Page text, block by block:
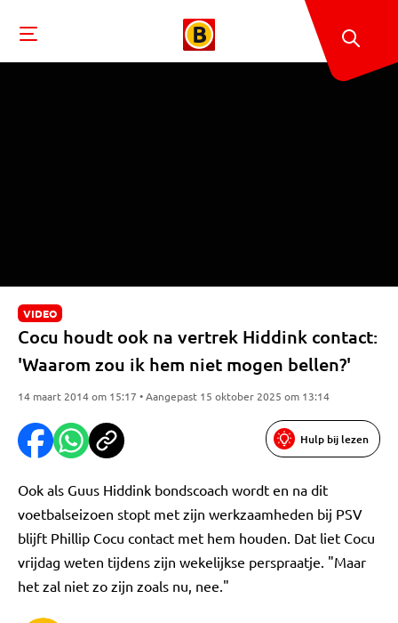
VIDEO
Cocu houdt ook na vertrek Hiddink contact:
'Waarom zou ik hem niet mogen bellen?'
14 maart 2014 om 15:17 • Aangepast 15 oktober 2025 om 13:14
Hulp bij lezen
Ook als Guus Hiddink bondscoach wordt en na dit
voetbalseizoen stopt met zijn werkzaamheden bij PSV
blijft Phillip Cocu contact met hem houden. Dat liet Cocu
vrijdag weten tijdens zijn wekelijkse perspraatje. "Maar
het zal niet zo zijn zoals nu, nee."